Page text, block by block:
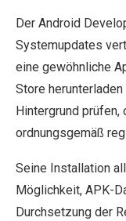
Der Android
Systemupdates
eine gewöhnliche
Store
Hintergrund prüfen,
ordnungsgemäß
Seine Installation
Möglichkeit, APK-
Durchsetzung der